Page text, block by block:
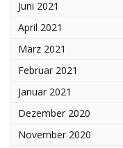
Juni 2021
April 2021
März 2021
Februar 2021
Januar 2021
Dezember 2020
November 2020